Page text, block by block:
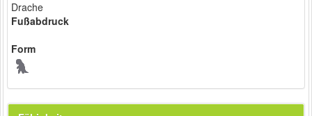
Drache
Fußabdruck
Form